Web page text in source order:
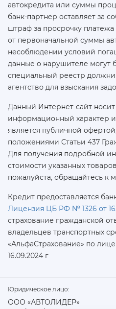
автокредита или суммы
банк-партнер оставляет за
штраф за просрочку
от первоначальной суммы
несоблюдении условий
данные о нарушителе могут
специальный реестр
агентство для взыскания
Данный Интернет-сайт
информационный характер
является публичной
положениями Статьи 437
Для получения подробной
стоимости указанных
пожалуйста, обращайтесь к
Кредит предоставляется
Лицензия ЦБ РФ № 1326 от
страхование гражданской
владельцев транспортных
«АльфаСтрахование» по
16.09.2024 г
Юридическое лицо:
ООО «АВТОЛИДЕР»